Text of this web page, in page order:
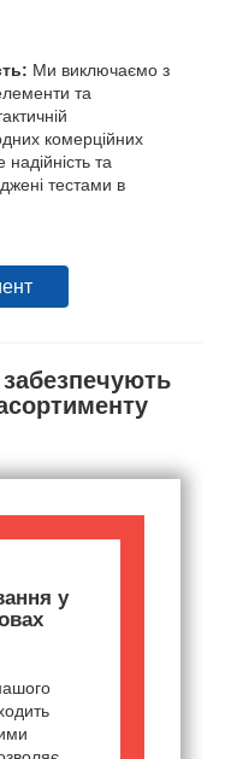
Ми виключаємо з
та
комерційних
та
тестами в
у